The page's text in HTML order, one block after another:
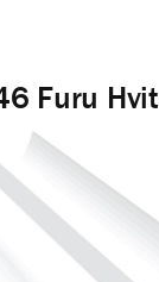
Furu Hvit